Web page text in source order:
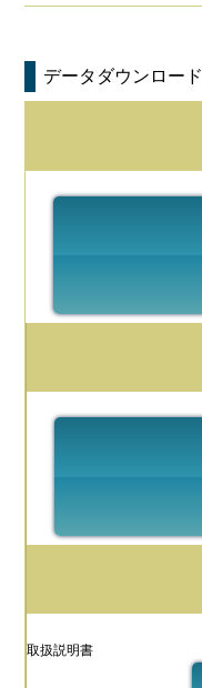
データダウンロード
取扱説明書